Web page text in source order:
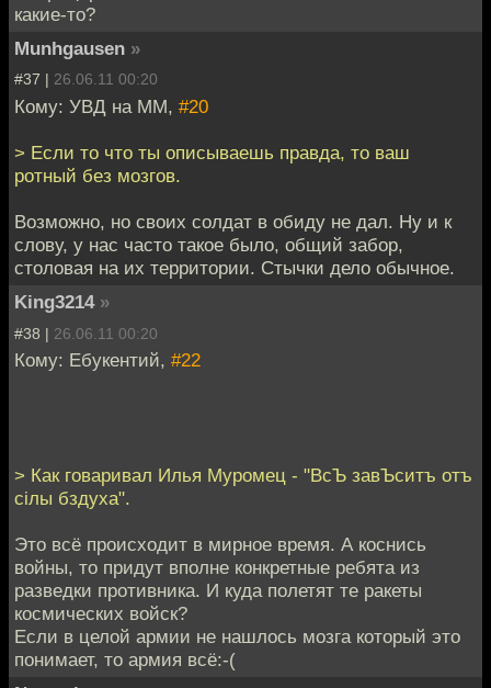
какие-то?
Munhgausen »
#37 | 26.06.11 00:20
Кому: УВД на ММ, #20
> Если то что ты описываешь правда, то ваш
ротный без мозгов.
Возможно, но своих солдат в обиду не дал. Ну и к
слову, у нас часто такое было, общий забор,
столовая на их территории. Стычки дело обычное.
King3214 »
#38 | 26.06.11 00:20
Кому: Ебукентий, #22
> Как говаривал Илья Муромец - "ВсЪ завЪситъ отъ
сiлы бздуха".
Это всё происходит в мирное время. А коснись
войны, то придут вполне конкретные ребята из
разведки противника. И куда полетят те ракеты
космических войск?
Если в целой армии не нашлось мозга который это
понимает, то армия всё:-(